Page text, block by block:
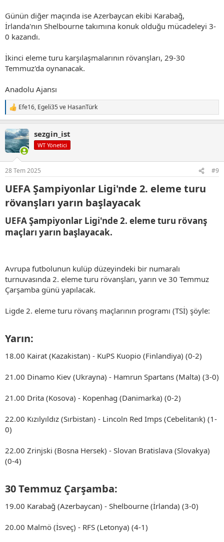
Günün diğer maçında ise Azerbaycan ekibi Karabağ,
İrlanda'nın Shelbourne takımına konuk olduğu mücadeleyi 3-
0 kazandı.
İkinci eleme turu karşılaşmalarının rövanşları, 29-30
Temmuz'da oynanacak.
Anadolu Ajansı
T
e
k
i
l
:
Efe16, Egeli35ve HasanTürk
sezgin_ist
WT Yönetici
28 Tem 2025 #9
UEFA Şampiyonlar Ligi'nde 2. eleme turu
rövanşları yarın başlayacak​
UEFA Şampiyonlar Ligi'nde 2. eleme turu rövanş
maçları yarın başlayacak.​
Avrupa futbolunun kulüp düzeyindeki bir numaralı
turnuvasında 2. eleme turu rövanşları, yarın ve 30 Temmuz
Çarşamba günü yapılacak.
Ligde 2. eleme turu rövanş maçlarının programı (TSİ) şöyle:
Yarın:​
18.00 Kairat (Kazakistan) - KuPS Kuopio (Finlandiya) (0-2)
21.00 Dinamo Kiev (Ukrayna) - Hamrun Spartans (Malta) (3-0)
21.00 Drita (Kosova) - Kopenhag (Danimarka) (0-2)
22.00 Kızılyıldız (Sırbistan) - Lincoln Red Imps (Cebelitarık) (1-
0)
22.00 Zrinjski (Bosna Hersek) - Slovan Bratislava (Slovakya)
(0-4)
30 Temmuz Çarşamba:​
19.00 Karabağ (Azerbaycan) - Shelbourne (İrlanda) (3-0)
20.00 Malmö (İsveç) - RFS (Letonya) (4-1)